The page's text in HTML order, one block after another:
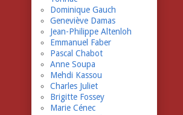
Dominique Gauch
Geneviève Damas
Jean-Philippe Altenloh
Emmanuel Faber
Pascal Chabot
Anne Soupa
Mehdi Kassou
Charles Juliet
Brigitte Fossey
Marie Cénec